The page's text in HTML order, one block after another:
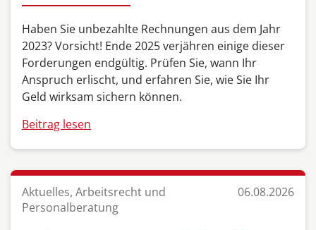
Haben Sie unbezahlte Rechnungen aus dem Jahr
2023? Vorsicht! Ende 2025 verjähren einige dieser
Forderungen endgültig. Prüfen Sie, wann Ihr
Anspruch erlischt, und erfahren Sie, wie Sie Ihr
Geld wirksam sichern können.
Beitrag lesen
Aktuelles, Arbeitsrecht und
Personalberatung
06.08.2026